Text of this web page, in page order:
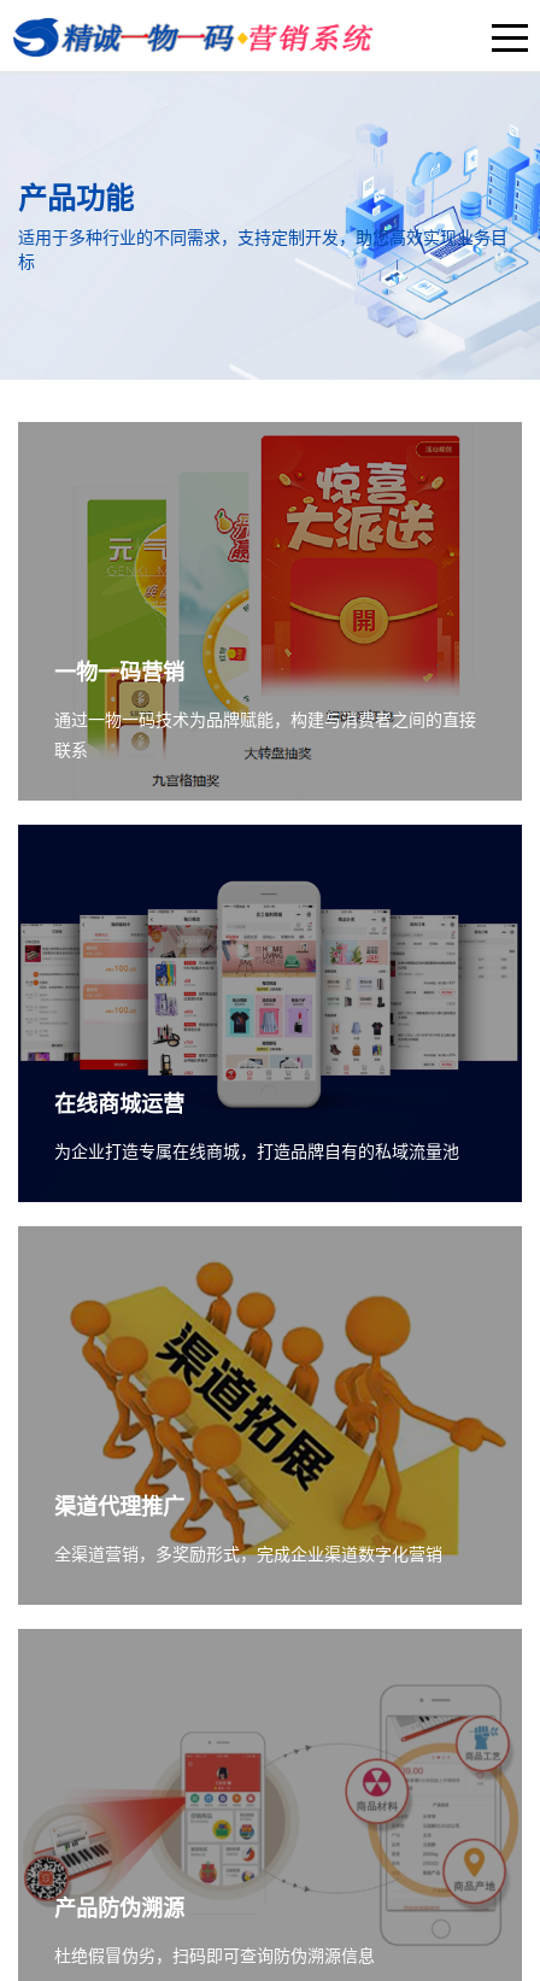
产品功能
适用于多种行业的不同需求，支持定制开发，助您高效实现业务目
标
一物一码营销
通过一物一码技术为品牌赋能，构建与消费者之间的直接
联系
在线商城运营
为企业打造专属在线商城，打造品牌自有的私域流量池
渠道代理推广
全渠道营销，多奖励形式，完成企业渠道数字化营销
产品防伪溯源
杜绝假冒伪劣，扫码即可查询防伪溯源信息